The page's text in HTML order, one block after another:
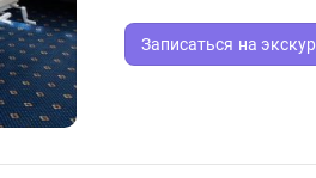
Записаться на